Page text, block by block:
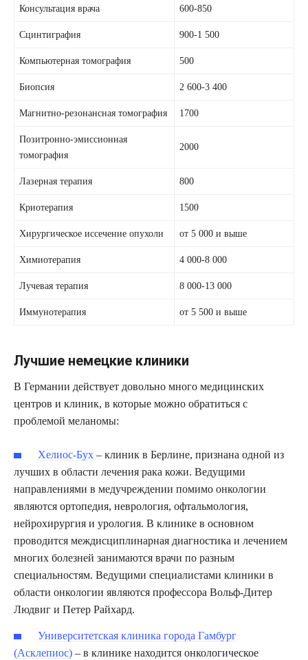
Консультация врача 600-850
Сцинтиграфия 900-1 500
Компьютерная томография 500
Биопсия 2 600-3 400
Магнитно-резонансная томография 1700
Позитронно-эмиссионная
томография
2000
Лазерная терапия 800
Криотерапия 1500
Хирургическое иссечение опухоли от 5 000 и выше
Химиотерапия 4 000-8 000
Лучевая терапия 8 000-13 000
Иммунотерапия от 5 500 и выше
Лучшие немецкие клиники
В Германии действует довольно много медицинских
центров и клиник, в которые можно обратиться с
проблемой меланомы:
Хелиос-Бух – клиник в Берлине, признана одной из
лучших в области лечения рака кожи. Ведущими
направлениями в медучреждении помимо онкологии
являются ортопедия, неврология, офтальмология,
нейрохирургия и урология. В клинике в основном
проводится междисциплинарная диагностика и лечением
многих болезней занимаются врачи по разным
специальностям. Ведущими специалистами клиники в
области онкологии являются профессора Вольф-Дитер
Людвиг и Петер Райхард.
Университетская клиника города Гамбург
(Асклепиос) – в клинике находится онкологическое